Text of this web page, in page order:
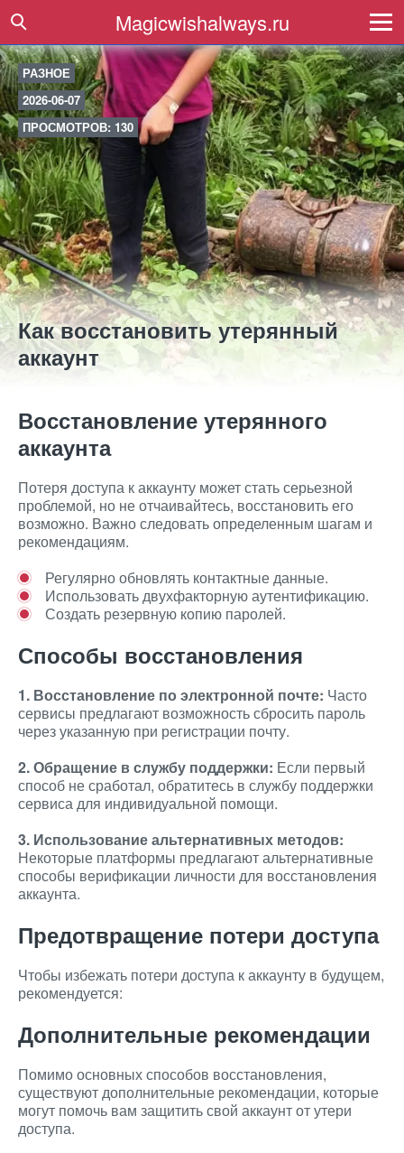
Magicwishalways.ru
РАЗНОЕ
2026-06-07
ПРОСМОТРОВ: 130
Как восстановить утерянный
аккаунт
Восстановление утерянного
аккаунта
Потеря доступа к аккаунту может стать серьезной
проблемой, но не отчаивайтесь, восстановить его
возможно. Важно следовать определенным шагам и
рекомендациям.
Регулярно обновлять контактные данные.
Использовать двухфакторную аутентификацию.
Создать резервную копию паролей.
Способы восстановления
1. Восстановление по электронной почте: Часто
сервисы предлагают возможность сбросить пароль
через указанную при регистрации почту.
2. Обращение в службу поддержки: Если первый
способ не сработал, обратитесь в службу поддержки
сервиса для индивидуальной помощи.
3. Использование альтернативных методов:
Некоторые платформы предлагают альтернативные
способы верификации личности для восстановления
аккаунта.
Предотвращение потери доступа
Чтобы избежать потери доступа к аккаунту в будущем,
рекомендуется:
Дополнительные рекомендации
Помимо основных способов восстановления,
существуют дополнительные рекомендации, которые
могут помочь вам защитить свой аккаунт от утери
доступа.